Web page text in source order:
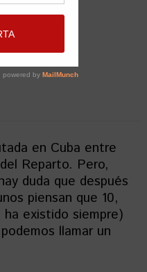
en Cuba entre
Reparto. Pero,
duda que después
piensan que 10,
existido siempre)
llamar un